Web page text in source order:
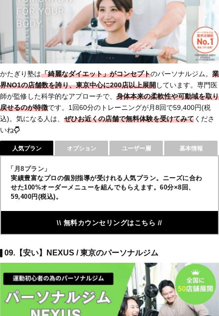
かたぎり塾は「綺麗なダイエット」がコンセプトのパーソナルジム。 業
界NO1の店舗数を誇り、東京中心に200店以上展開しています。専門医
師が監修した科学的なアプローチで、 身体本来の柔軟性や可動域を取り
戻せるのが特徴です。1回60分のトレーニングが月8回で59,400円(税
込)。気になる人は、 ぜひお近くの店舗で無料体験を受けてみてくださ
いね
人気プラン オプション ユーザー層 基本情報
「月8プラン」
実績豊富なプロの個別指導が受けれる人気プラン。ニーズに合わ
せた100%オーダーメニューを組んでもらえます。60分×8回、
59,400円(税込)。
\\ 無料カウンセリングはこちら //
09.【安い】NEXUS / 東京のパーソナルジム